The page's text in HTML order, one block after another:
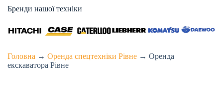
Бренди нашої техніки
Головна → Оренда спецтехніки Рівне → Оренда
екскаватора Рівне